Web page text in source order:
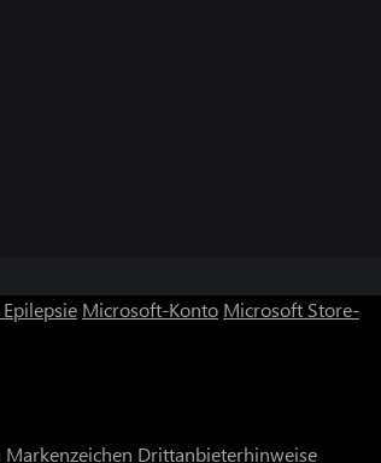
Microsoft-Konto Microsoft Store-
Markenzeichen Drittanbieterhinweise